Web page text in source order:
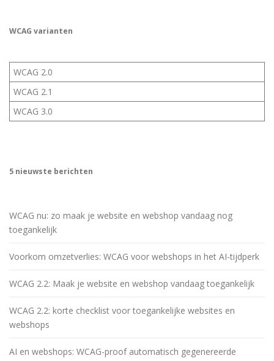
WCAG varianten
WCAG 2.0
WCAG 2.1
WCAG 3.0
5 nieuwste berichten
WCAG nu: zo maak je website en webshop vandaag nog
toegankelijk
Voorkom omzetverlies: WCAG voor webshops in het AI-tijdperk
WCAG 2.2: Maak je website en webshop vandaag toegankelijk
WCAG 2.2: korte checklist voor toegankelijke websites en
webshops
AI en webshops: WCAG-proof automatisch gegenereerde